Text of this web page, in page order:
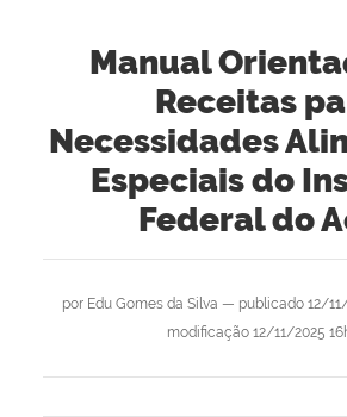
Manual
Receitas
Necessidades
Especiais do
Federal do
por Edu Gomes da Silva — publicado 12/
modificação12/11/2025